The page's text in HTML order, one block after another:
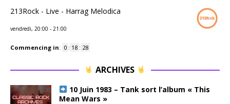
213Rock - Live - Harrag Melodica
vendredi, 20:00 - 21:00
Commencing in: 0 : 18 : 27
ARCHIVES
10 Juin 1983 – Tank sort l’album « This
Mean Wars »